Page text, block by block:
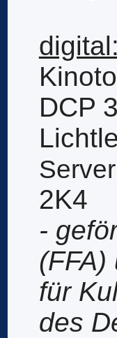
digital:
DCP
2K4
-
(FFA)
für
des